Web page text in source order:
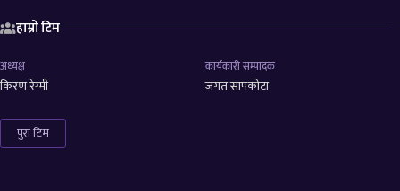
हाम्रो टिम
अध्यक्ष
किरण रेग्मी
कार्यकारी सम्पादक
जगत सापकोटा
पुरा टिम